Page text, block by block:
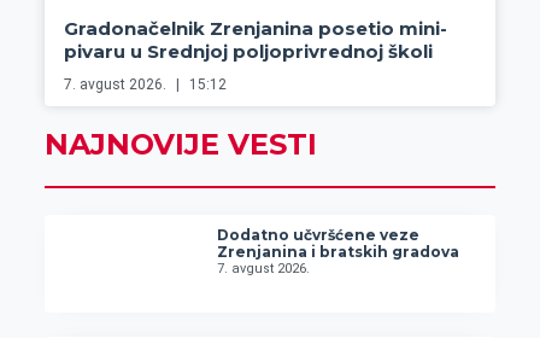
Gradonačelnik Zrenjanina posetio mini-
pivaru u Srednjoj poljoprivrednoj školi
7. avgust 2026. 15:12
NAJNOVIJE VESTI
Dodatno učvršćene veze
Zrenjanina i bratskih gradova
7. avgust 2026.